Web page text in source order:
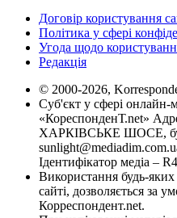
Договір користування
Політика у сфері
Угода щодо
Редакція
© 2000-2026,
Суб'єкт у сфері онлайн-
«КореспонденТ.net»
ХАРКІВСЬКЕ ШОСЕ,
Ідентифікатор медіа –
Використання будь-яких
сайті, дозволяється за
Корреспондент.net.